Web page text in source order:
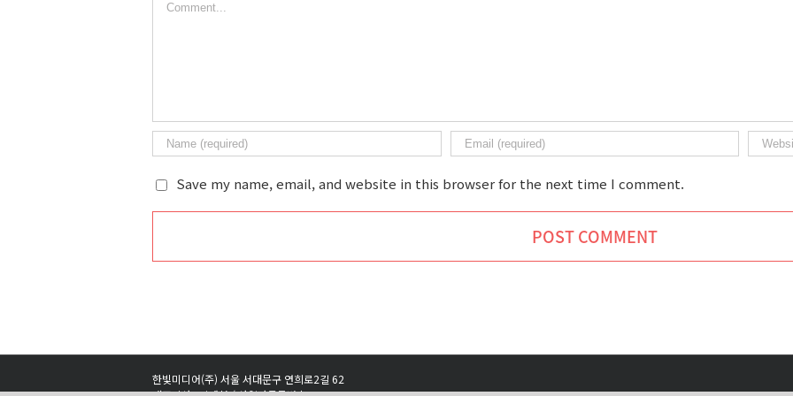
Save my name, email, and website in this browser for the next time I comment.
한빛미디어(주) 서울 서대문구 연희로2길 62